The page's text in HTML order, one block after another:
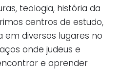
teologia, história da
centros de estudo,
em diversos lugares no
onde judeus e
e aprender